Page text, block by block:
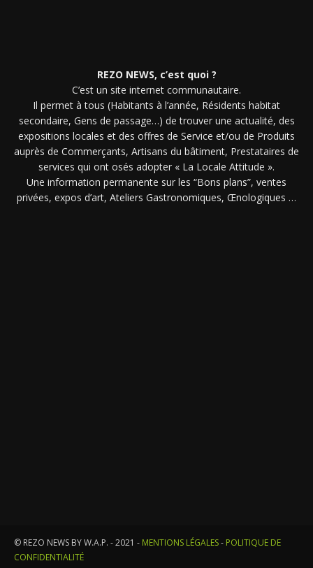
REZO NEWS, c’est quoi ?
C’est un site internet communautaire.
Il permet à tous (Habitants à l’année, Résidents habitat
secondaire, Gens de passage…) de trouver une actualité, des
expositions locales et des offres de Service et/ou de Produits
auprès de Commerçants, Artisans du bâtiment, Prestataires de
services qui ont osés adopter « La Locale Attitude ».
Une information permanente sur les “Bons plans”, ventes
privées, expos d’art, Ateliers Gastronomiques, Œnologiques …
© REZO NEWS BY W.A.P. - 2021 - MENTIONS LÉGALES- POLITIQUE DE
CONFIDENTIALITÉ